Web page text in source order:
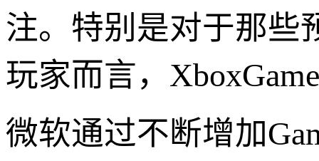
注。特别是对于那些
玩家而言，
微软通过不断增加